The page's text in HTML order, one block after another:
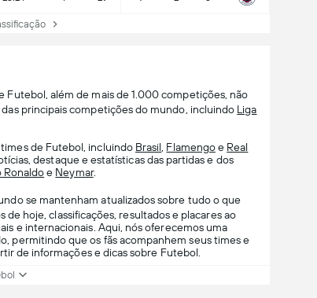
Futebol, além de mais de 1.000 competições, não
principais competições do mundo, incluindo Liga
de Futebol, incluindo Brasil Flamengoe Real
destaque e estatísticas das partidas e dos
Ronaldoe Neymar.
se mantenham atualizados sobre tudo o que
hoje, classificações, resultados e placares ao
e internacionais. Aqui, nós oferecemos uma
permitindo que os fãs acompanhem seus times e
de informações e dicas sobre Futebol.